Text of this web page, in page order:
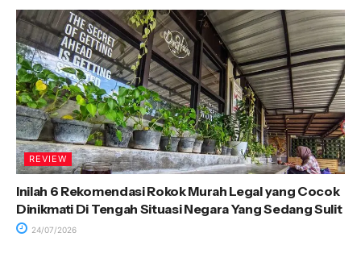
REVIEW
Inilah 6 Rekomendasi Rokok Murah Legal yang Cocok
Dinikmati Di Tengah Situasi Negara Yang Sedang Sulit
24/07/2026